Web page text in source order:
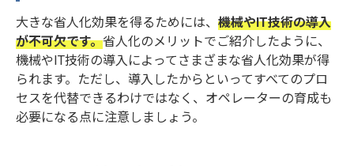
大きな省人化効果を得るためには、 機械やIT技術の導入
が不可欠です。省人化のメリットでご紹介したように、
機械やIT技術の導入によってさまざまな省人化効果が得
られます。ただし、導入したからといってすべてのプロ
セスを代替できるわけではなく、オペレーターの育成も
必要になる点に注意しましょう。